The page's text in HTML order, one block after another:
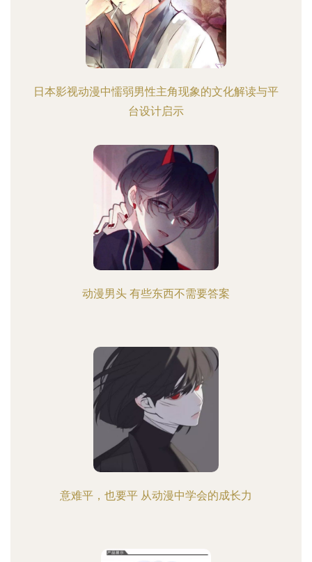
日本影视动漫中懦弱男性主角现象的文化解读与平
台设计启示
动漫男头 有些东西不需要答案
意难平，也要平 从动漫中学会的成长力